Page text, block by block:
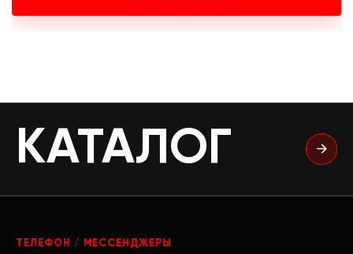
КАТАЛОГ
ТЕЛЕФОН / МЕССЕНДЖЕРЫ